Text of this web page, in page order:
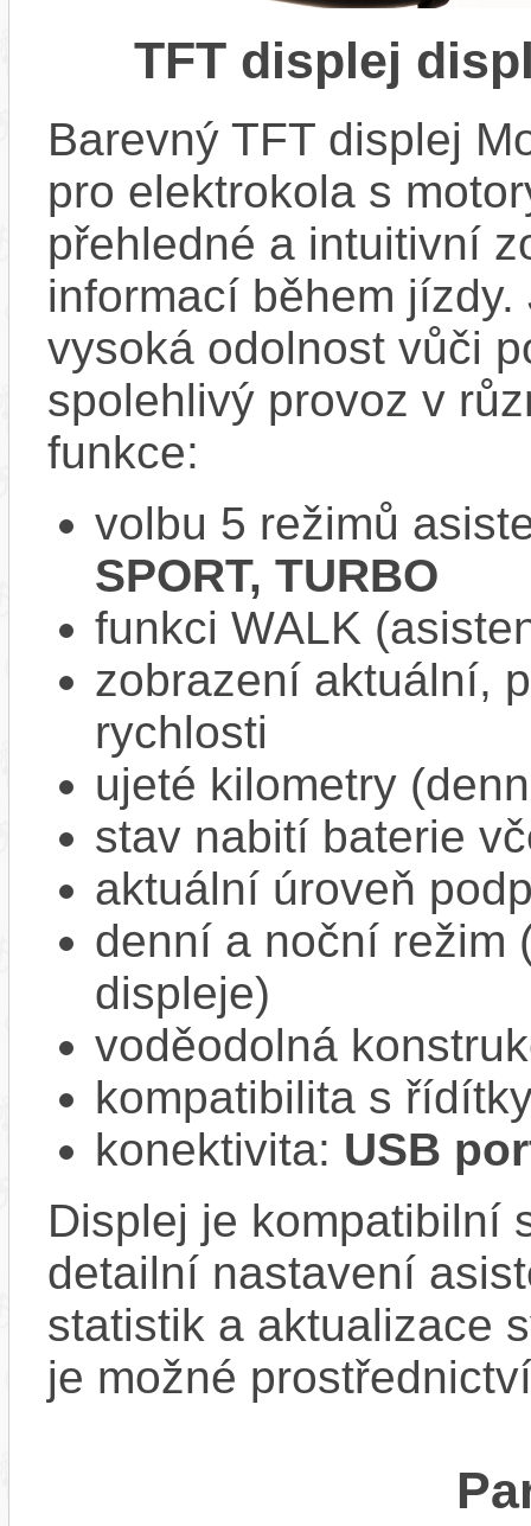
TFT displej
Barevný TFT displej
pro elektrokola s
přehledné a intuitivní
informací během
vysoká odolnost vůči
spolehlivý provoz v
funkce:
volbu 5 režimů
SPORT, TURBO
funkci WALK
zobrazení aktuální,
rychlosti
ujeté kilometry
stav nabití baterie
aktuální úroveň
denní a noční režim
displeje)
voděodolná
kompatibilita s
konektivita: USB
Displej je kompatibilní
detailní nastavení
statistik a aktualizace
je možné